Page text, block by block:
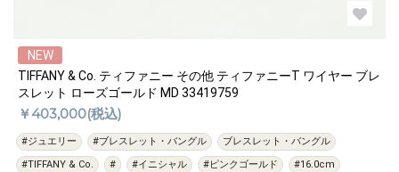
NEW
TIFFANY & Co. ティファニー その他 ティファニーT ワイヤー ブレ
スレット ローズゴールド MD 33419759
￥403,000(税込)
#ジュエリー #ブレスレット・バングル
ブレスレット・バングル
#TIFFANY & Co.
# #イニシャル #ピンクゴールド
#16.0cm